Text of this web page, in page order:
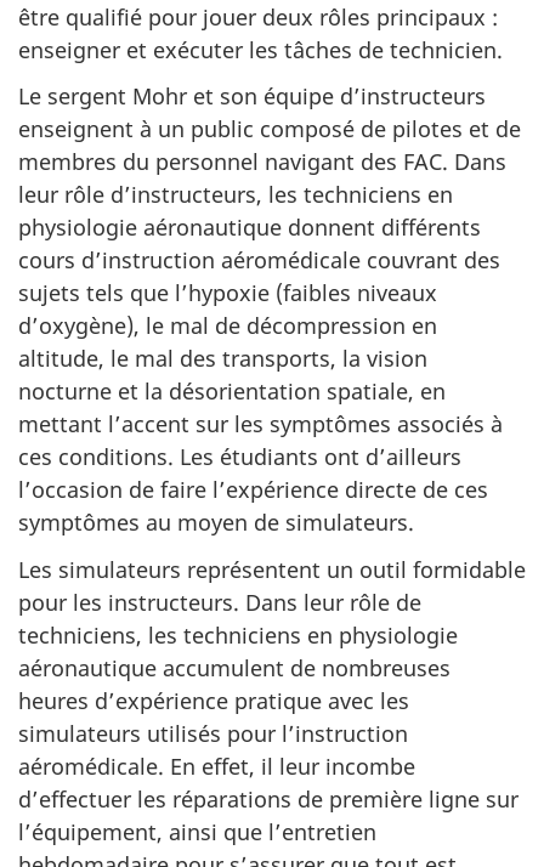
être qualifié pour jouer deux rôles principaux :
enseigner et exécuter les tâches de technicien.
Le sergent Mohr et son équipe d’instructeurs
enseignent à un public composé de pilotes et de
membres du personnel navigant des FAC. Dans
leur rôle d’instructeurs, les techniciens en
physiologie aéronautique donnent différents
cours d’instruction aéromédicale couvrant des
sujets tels que l’hypoxie (faibles niveaux
d’oxygène), le mal de décompression en
altitude, le mal des transports, la vision
nocturne et la désorientation spatiale, en
mettant l’accent sur les symptômes associés à
ces conditions. Les étudiants ont d’ailleurs
l’occasion de faire l’expérience directe de ces
symptômes au moyen de simulateurs.
Les simulateurs représentent un outil formidable
pour les instructeurs. Dans leur rôle de
techniciens, les techniciens en physiologie
aéronautique accumulent de nombreuses
heures d’expérience pratique avec les
simulateurs utilisés pour l’instruction
aéromédicale. En effet, il leur incombe
d’effectuer les réparations de première ligne sur
l’équipement, ainsi que l’entretien